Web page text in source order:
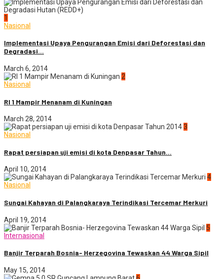
1
Nasional
Implementasi Upaya Pengurangan Emisi dari Deforestasi dan
Degradasi...
March 6, 2014
2
Nasional
RI 1 Mampir Menanam di Kuningan
March 28, 2014
3
Nasional
Rapat persiapan uji emisi di kota Denpasar Tahun...
April 10, 2014
4
Nasional
Sungai Kahayan di Palangkaraya Terindikasi Tercemar Merkuri
April 19, 2014
5
Internasional
Banjir Terparah Bosnia- Herzegovina Tewaskan 44 Warga Sipil
May 15, 2014